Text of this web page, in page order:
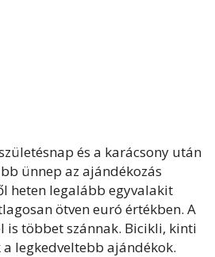
és a karácsony után
ünnep az ajándékozás
heten legalább egyvalakit
ötven euró értékben. A
is többet szánnak. Bicikli, kinti
legkedveltebb ajándékok.